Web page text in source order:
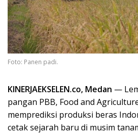
Foto: Panen padi.
KINERJAEKSELEN.co, Medan —
pangan PBB, Food and
memprediksi produksi beras
cetak sejarah baru di musim